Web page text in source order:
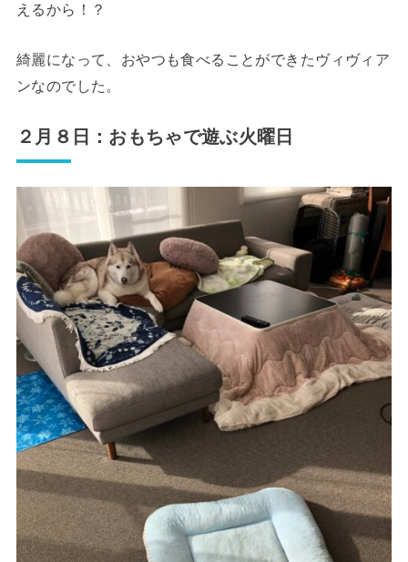
えるから！？
綺麗になって、おやつも食べることができたヴィヴィア
ンなのでした。
２月８日：おもちゃで遊ぶ火曜日